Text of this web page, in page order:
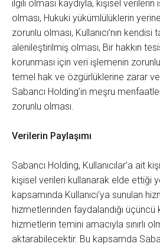
ilgili olması kaydıyla, kişisel
olması, Hukuki yükümlülüklerin
zorunlu olması, Kullanıcı’nın kendisi
alenileştirilmiş olması, Bir hakkın
korunması için veri işlemenin zorunlu
temel hak ve özgürlüklerine zarar
Sabancı Holding’in meşru
zorunlu olması.
Verilerin Paylaşımı
Sabancı Holding, Kullanıcılar’a ait
kişisel verileri kullanarak elde ettiği
kapsamında Kullanıcı’ya sunulan
hizmetlerinden faydalandığı
hizmetlerin temini amacıyla sınırlı
aktarabilecektir. Bu kapsamda